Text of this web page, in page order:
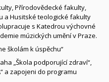
Přírodovědecké fakulty,
a Husitské teologické fakulty
s Katedrou výchovné
múzických umění v Praze.
školám k úspěchu“
„Škola podporující zdraví“,
a zapojeni do programu